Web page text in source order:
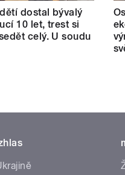
dostal bývalý
10 let, trest si
celý. U soudu